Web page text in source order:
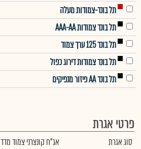
תל בונד-צמודות מעלה
תל בונד צמודות AAA-AA
תל בונד 125 ערך צמוד
תל בונד צמודות דירוג כפול
תל בונד AA פיזור מנפיקים
פרטי אגרת
סוג אגרת
אג"ח קונצרני צמוד מדד